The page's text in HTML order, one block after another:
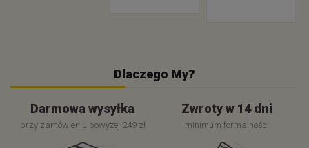
Dlaczego My?
Darmowa wysyłka
przy zamówieniu powyżej 249 zł
Zwroty w 14 dni
minimum formalności